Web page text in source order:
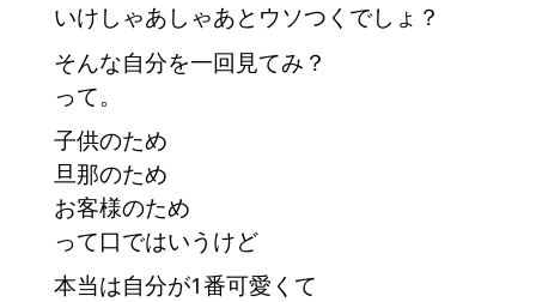
いけしゃあしゃあとウソつくでしょ？
そんな自分を一回見てみ？
って。
子供のため
旦那のため
お客様のため
って口ではいうけど
本当は自分が1番可愛くて